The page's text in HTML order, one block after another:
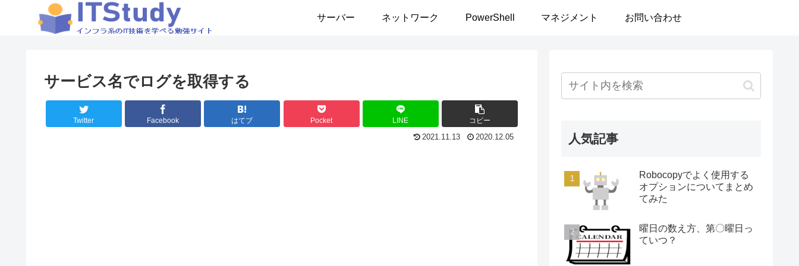
サーバー ネットワーク PowerShell マネジメント お問い合わせ
サービス名でログを取得する
Twitter Facebook はてブ Pocket LINE コピー
2021.11.13 2020.12.05 人気記事
Robocopyでよく使用する
オプションについてまとめ
てみた
曜日の数え方、第〇曜日っ
ていつ？